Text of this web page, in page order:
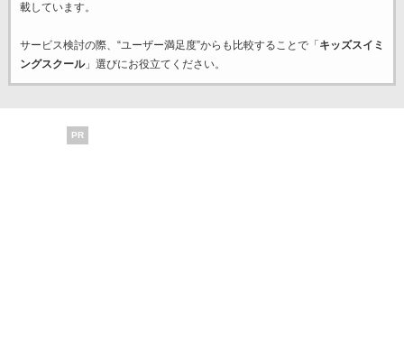
載しています。
サービス検討の際、“ユーザー満足度”からも比較することで「 キッズスイミ
ングスクール」選びにお役立てください。
PR